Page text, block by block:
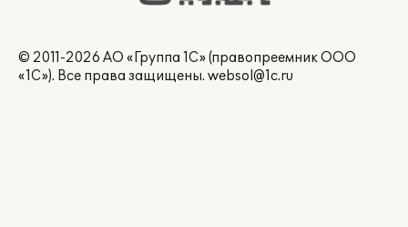
© 2011-2026 АО «Группа 1С» (правопреемник ООО
«1С»). Все права защищены. websol@1c.ru